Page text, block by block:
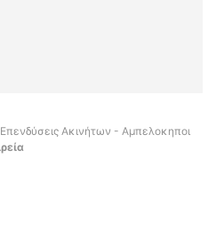
Ακινήτων - Αμπελοκηποι